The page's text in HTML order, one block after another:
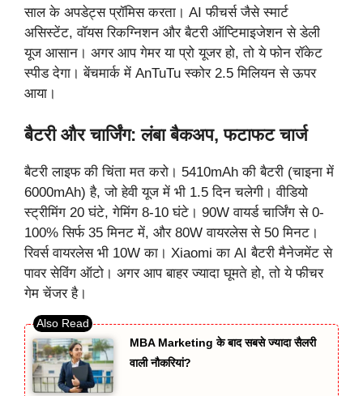
साल के अपडेट्स प्रॉमिस करता। AI फीचर्स जैसे स्मार्ट
असिस्टेंट, वॉयस रिकग्निशन और बैटरी ऑप्टिमाइजेशन से डेली
यूज आसान। अगर आप गेमर या प्रो यूजर हो, तो ये फोन रॉकेट
स्पीड देगा। बेंचमार्क में AnTuTu स्कोर 2.5 मिलियन से ऊपर
आया।
बैटरी और चार्जिंग: लंबा बैकअप, फटाफट चार्ज
बैटरी लाइफ की चिंता मत करो। 5410mAh की बैटरी (चाइना में
6000mAh) है, जो हेवी यूज में भी 1.5 दिन चलेगी। वीडियो
स्ट्रीमिंग 20 घंटे, गेमिंग 8-10 घंटे। 90W वायर्ड चार्जिंग से 0-
100% सिर्फ 35 मिनट में, और 80W वायरलेस से 50 मिनट।
रिवर्स वायरलेस भी 10W का। Xiaomi का AI बैटरी मैनेजमेंट से
पावर सेविंग ऑटो। अगर आप बाहर ज्यादा घूमते हो, तो ये फीचर
गेम चेंजर है।
MBA Marketing के बाद सबसे ज्यादा सैलरी
वाली नौकरियां?